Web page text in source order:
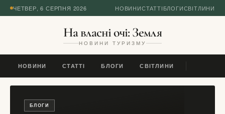
ЧЕТВЕР, 6 СЕРПНЯ 2026 НОВИНИСТАТТІБЛОГИСВІТЛИНИ
На власні очі: Земля
НОВИНИ ТУРИЗМУ
НОВИНИ СТАТТІ БЛОГИ СВІТЛИНИ
БЛОГИ